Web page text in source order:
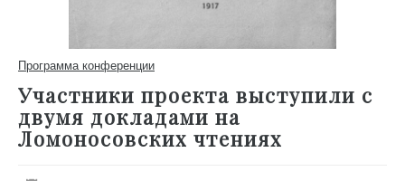
Программа конференции
Участники проекта выступили с
двумя докладами на
Ломоносовских чтениях